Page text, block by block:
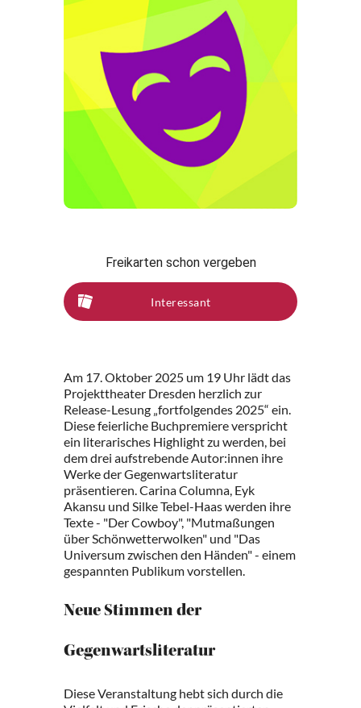
Freikarten schon vergeben
Interessant
Am 17. Oktober 2025 um 19 Uhr lädt das
Projekttheater Dresden herzlich zur
Release-Lesung „fortfolgendes 2025“ ein.
Diese feierliche Buchpremiere verspricht
ein literarisches Highlight zu werden, bei
dem drei aufstrebende Autor:innen ihre
Werke der Gegenwartsliteratur
präsentieren. Carina Columna, Eyk
Akansu und Silke Tebel-Haas werden ihre
Texte - "Der Cowboy", "Mutmaßungen
über Schönwetterwolken" und "Das
Universum zwischen den Händen" - einem
gespannten Publikum vorstellen.
Neue Stimmen der
Gegenwartsliteratur
Diese Veranstaltung hebt sich durch die